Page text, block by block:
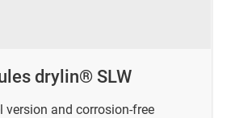
drylin® SLW
version and corrosion-free